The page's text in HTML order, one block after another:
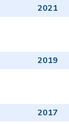
2021
2019
2017